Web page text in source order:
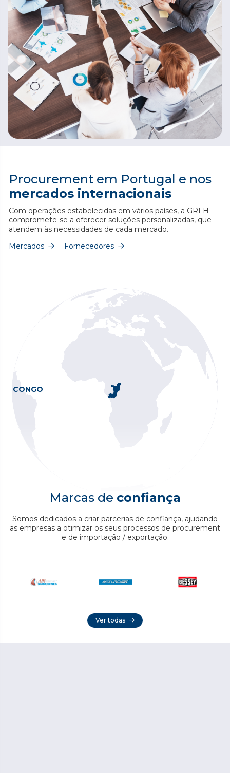
EFICIÊNCIA E QUALIDADE
Os valores que nosguiam
Empenhados em garantir que os nossos clientes recebem
as melhores soluções, sempre ao mais alto nível de
profissionalismo e competitividade
Procurement em Portugal e nos
mercados internacionais
Com operações estabelecidas em vários países, a GRFH
compromete-se a oferecer soluções personalizadas, que
atendem às necessidades de cada mercado.
Mercados
Fornecedores
CONGO
Marcas de confiança
Somos dedicados a criar parcerias de confiança, ajudando
as empresas a otimizar os seus processos de procurement
e de importação / exportação.
Ver todas